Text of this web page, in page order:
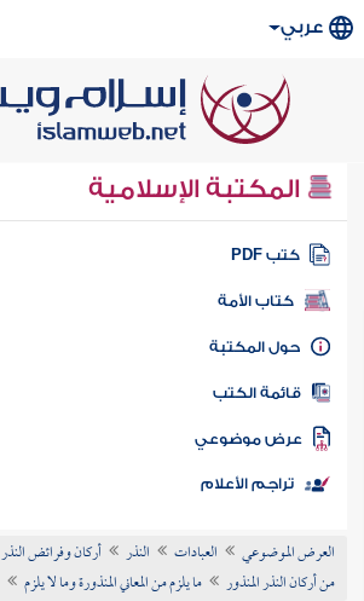
عربي
المكتبة الإسلامية
كتب PDF
كتاب الأمة
المكتبة
الكتب
موضوعي
تراجم الأعلام
العرض الموضوعي العبادات النذر
أركان وفرائض النذر
من أركان النذر المنذور
ما يلزم من المعاني المنذورة وما لا يلزم